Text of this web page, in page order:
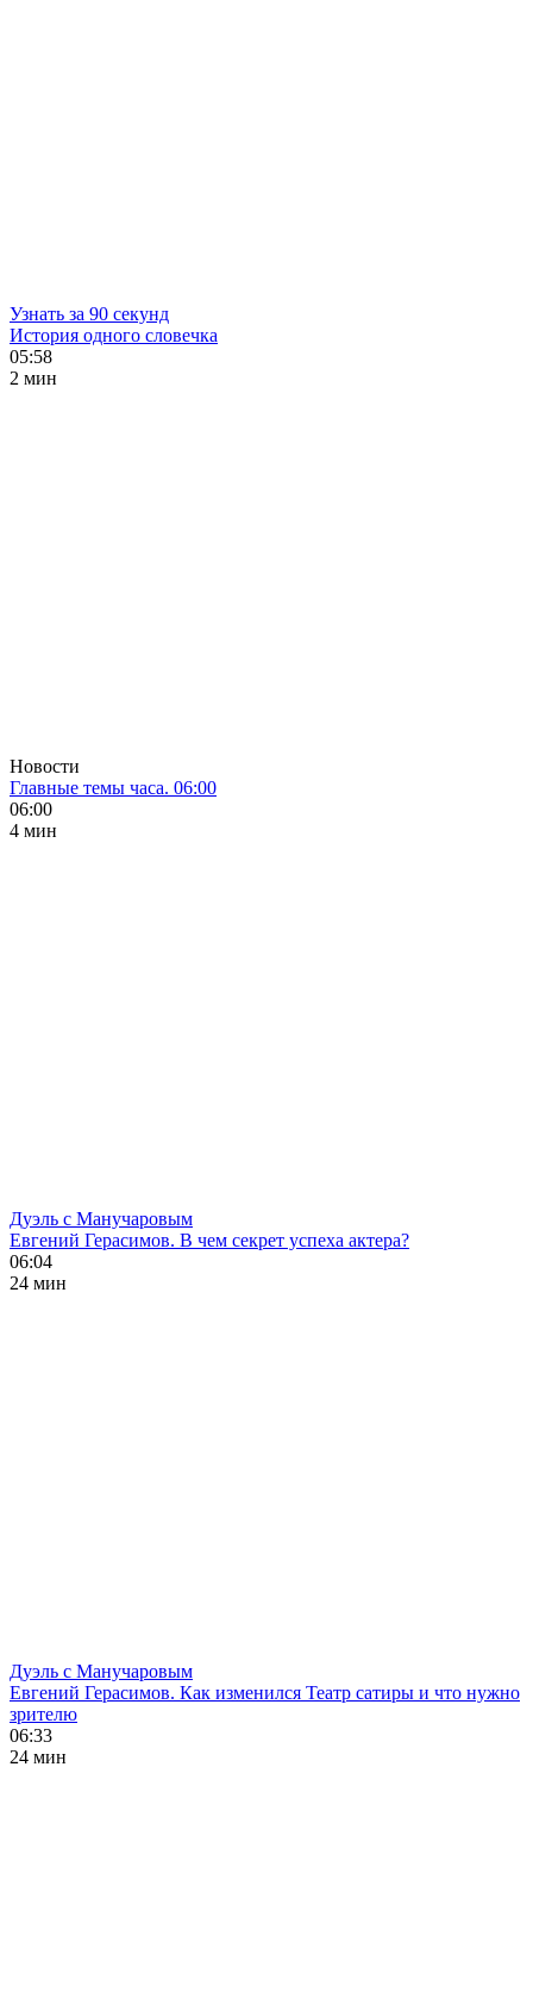
Узнать за 90 секунд
История одного словечка
05:58
2 мин
Новости
Главные темы часа. 06:00
06:00
4 мин
Дуэль с Манучаровым
Евгений Герасимов. В чем секрет успеха актера?
06:04
24 мин
Дуэль с Манучаровым
Евгений Герасимов. Как изменился Театр сатиры и что нужно
зрителю
06:33
24 мин